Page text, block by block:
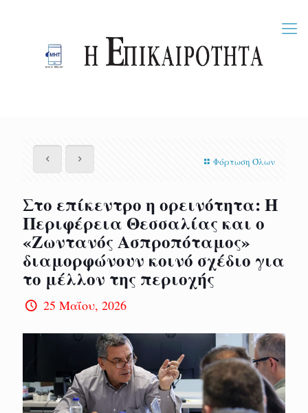
Φόρτωση Όλων
Στο επίκεντρο η ορεινότητα: Η
Περιφέρεια Θεσσαλίας και ο
«Ζωντανός Ασπροπόταμος»
διαμορφώνουν κοινό σχέδιο για
το μέλλον της περιοχής
25 Μαΐου, 2026